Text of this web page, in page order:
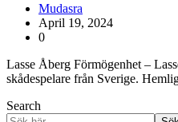
Mudasra
April 19, 2024
0
Lasse Åberg Förmögenhet –
skådespelare från Sverige.
Search